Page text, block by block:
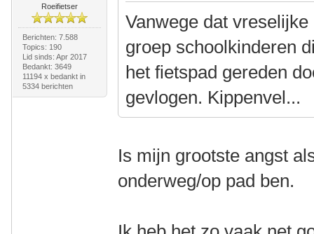
Roeifietser
Berichten: 7.588
Topics: 190
Lid sinds: Apr 2017
Bedankt: 3649
11194 x bedankt in
5334 berichten
Vanwege dat
groep schoolkinderen
het fietspad gereden
gevlogen. Kippenvel...
Is mijn grootste angst
onderweg/op pad ben.